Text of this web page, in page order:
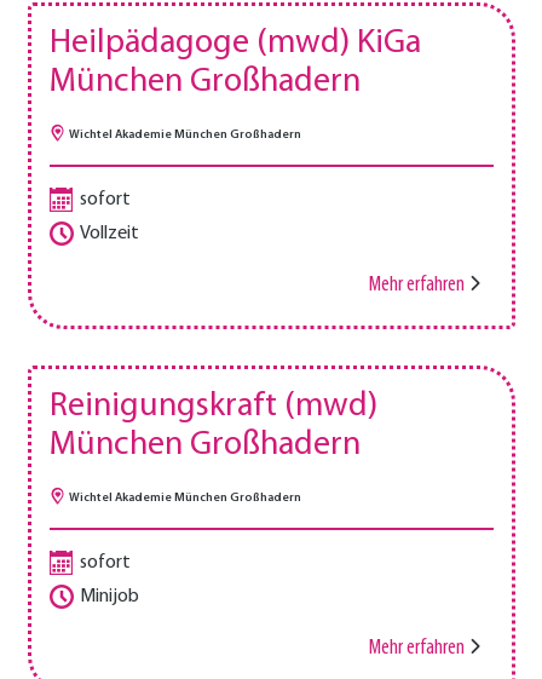
Heilpädagoge (mwd) KiGa
München Großhadern
Wichtel Akademie München Großhadern
sofort
Vollzeit
Mehr erfahren
Reinigungskraft (mwd)
München Großhadern
Wichtel Akademie München Großhadern
sofort
Minijob
Mehr erfahren